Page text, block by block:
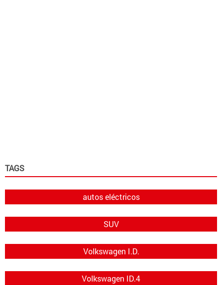
TAGS
autos eléctricos
SUV
Volkswagen I.D.
Volkswagen ID.4